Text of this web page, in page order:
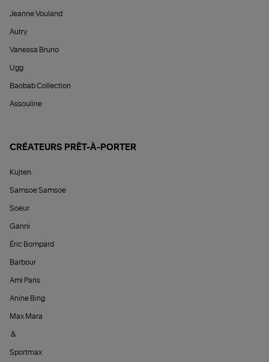
Jeanne Vouland
Autry
Vanessa Bruno
Ugg
Baobab Collection
Assouline
CRÉATEURS PRÊT-À-PORTER
Kujten
Samsoe Samsoe
Soeur
Ganni
Éric Bompard
Barbour
Ami Paris
Anine Bing
Max Mara
&
Sportmax